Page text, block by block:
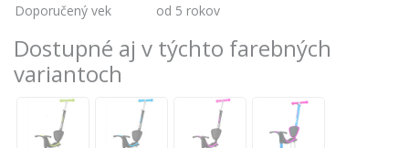
Doporučený vek
od 5 rokov
Dostupné aj v týchto farebných
variantoch